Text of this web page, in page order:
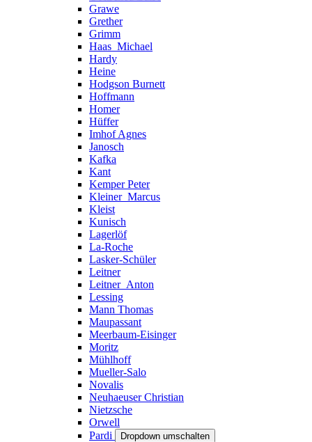
Grawe
Grether
Grimm
Haas_Michael
Hardy
Heine
Hodgson Burnett
Hoffmann
Homer
Hüffer
Imhof Agnes
Janosch
Kafka
Kant
Kemper Peter
Kleiner_Marcus
Kleist
Kunisch
Lagerlöf
La-Roche
Lasker-Schüler
Leitner
Leitner_Anton
Lessing
Mann Thomas
Maupassant
Meerbaum-Eisinger
Moritz
Mühlhoff
Mueller-Salo
Novalis
Neuhaeuser Christian
Nietzsche
Orwell
Pardi
Dropdown umschalten